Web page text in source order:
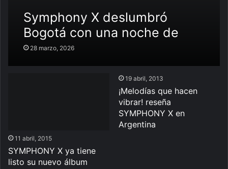
Symphony X deslumbró
Bogotá con una noche de
virtuosismo en el Royal
Center
28 marzo, 2026
11 abril, 2015
SYMPHONY X ya tiene
listo su nuevo álbum
19 abril, 2013
¡Melodías que hacen
vibrar! reseña
SYMPHONY X en
Argentina